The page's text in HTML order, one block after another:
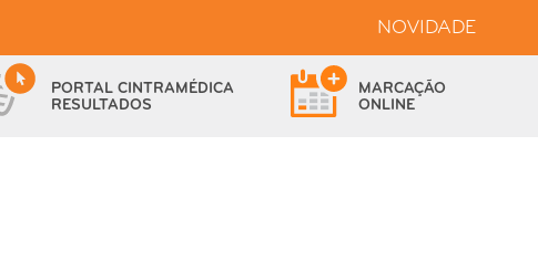
a todas as funcionalidades.
NOVIDADE
PORTAL CINTRAMÉDICA
RESULTADOS
MARCAÇÃO
ONLINE